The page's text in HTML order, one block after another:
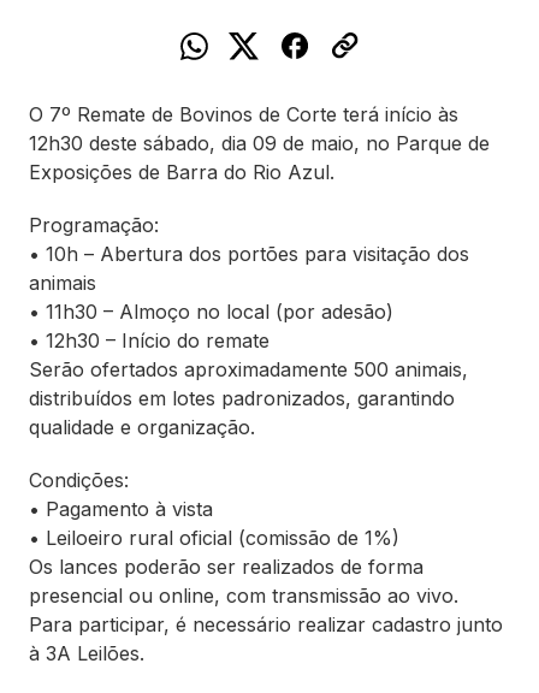
O 7º Remate de Bovinos de Corte terá início às
12h30 deste sábado, dia 09 de maio, no Parque de
Exposições de Barra do Rio Azul.
Programação:
• 10h – Abertura dos portões para visitação dos
animais
• 11h30 – Almoço no local (por adesão)
• 12h30 – Início do remate
Serão ofertados aproximadamente 500 animais,
distribuídos em lotes padronizados, garantindo
qualidade e organização.
Condições:
• Pagamento à vista
• Leiloeiro rural oficial (comissão de 1%)
Os lances poderão ser realizados de forma
presencial ou online, com transmissão ao vivo.
Para participar, é necessário realizar cadastro junto
à 3A Leilões.